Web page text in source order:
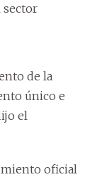
sector
de la
único e
el
oficial